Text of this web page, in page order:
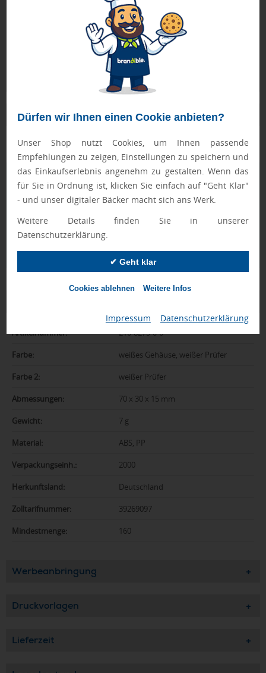
Dürfen wir Ihnen einen Cookie anbieten?
Unser Shop nutzt Cookies, um Ihnen passende
Empfehlungen zu zeigen, Einstellungen zu speichern und
das Einkaufserlebnis angenehm zu gestalten. Wenn das
für Sie in Ordnung ist, klicken Sie einfach auf "Geht Klar"
- und unser digitaler Bäcker macht sich ans Werk.
Weitere Details finden Sie in unserer
Datenschutzerklärung.
✔ Geht klar
Cookies ablehnen Weitere Infos
Impressum Datenschutzerklärung
Sie senden Ihr Logo, wir prüfen & optimieren
Kostenlose Stornierung
Stornieren ohne Risiko bis zur Druckfreigabe
Persönlicher Ansprechpartner
Ihr direkter Kontakt für alle Fragen & Wünsche
Produktbeschreibung
geprägte Skala, ohne Gliederkette/Schlüsselring
Geprüft von Ewa
Nur Produkte, die unserenQualitätscheckbestehen,
schaffen es in den Shop.
Ewa Engel,
Artikelnummer: 210-8275-0-0
Farbe: weißes Gehäuse, weißer Prüfer
Farbe 2: weißer Prüfer
Abmessungen: 70 x 30 x 15 mm
Gewicht: 7 g
Material: ABS, PP
Verpackungseinh.: 2000
Herkunftsland: Deutschland
Zolltarifnummer: 39269097
Mindestmenge: 160
Werbeanbringung
Druckvorlagen
Lieferzeit